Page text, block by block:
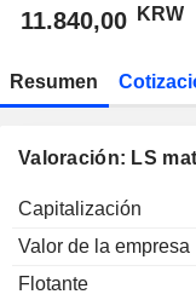
11.840,00 KRW
Resumen
Valoración: LS
Capitalización
Valor de la empresa
Flotante